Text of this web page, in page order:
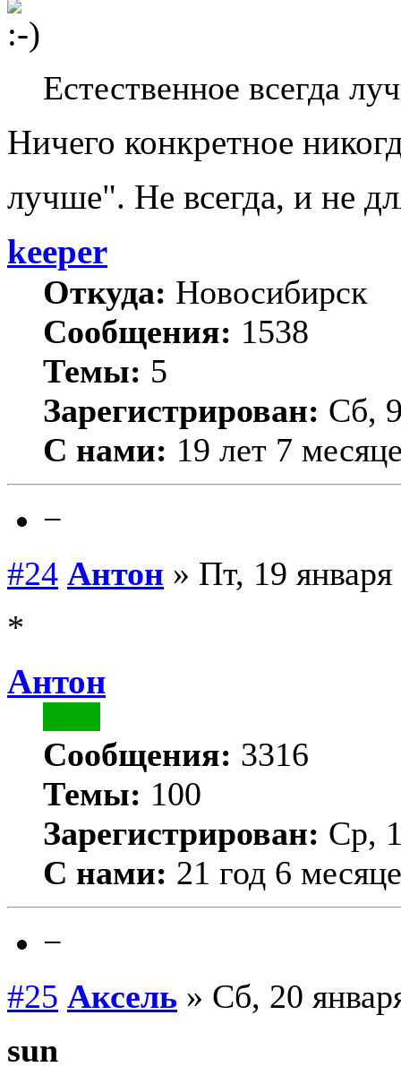
Естественное всегда
Ничего конкретное
лучше". Не всегда, и не
keeper
Откуда: Новосибирск
Сообщения: 1538
Темы: 5
Зарегистрирован: Сб,
С нами: 19 лет 7
−
#24 Антон » Пт, 19
*
Антон
Сообщения: 3316
Темы: 100
Зарегистрирован: Ср,
С нами: 21 год 6
−
#25 Аксель » Сб, 20
sun